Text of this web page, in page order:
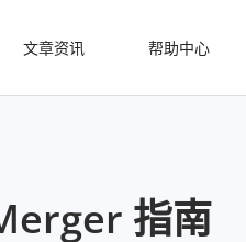
文章资讯 帮助中心
指南